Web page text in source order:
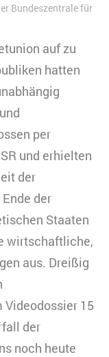
Bundeszentrale für
auf zu
hatten
per
und erhielten
der
der
Staaten
wirtschaftliche,
aus. Dreißig
15
der
noch heute